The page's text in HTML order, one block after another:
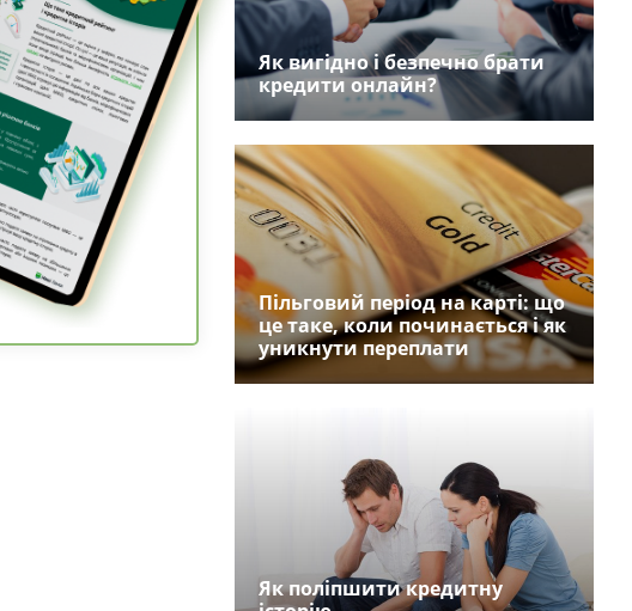
Як вигідно і безпечно брати
кредити онлайн?
Пільговий період на карті: що
це таке, коли починається і як
уникнути переплати
Як поліпшити кредитну